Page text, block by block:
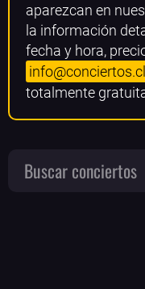
aparezcan en
la información
fecha y hora,
totalmente
Buscar conciertos